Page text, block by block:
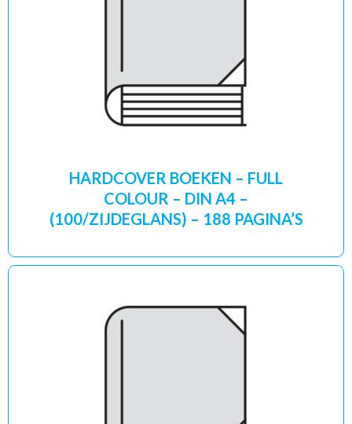
HARDCOVER BOEKEN – FULL
COLOUR – DIN A4 –
(100/ZIJDEGLANS) – 188 PAGINA’S